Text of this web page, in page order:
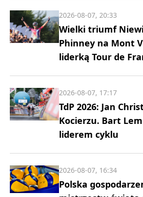
Wielki triumf
Phinney na Mont
liderką Tour de
2026-08-07, 20:33
TdP 2026: Jan
Kocierzu. Bart
liderem cyklu
2026-08-07, 17:17
Polska
2026-08-07, 16:34